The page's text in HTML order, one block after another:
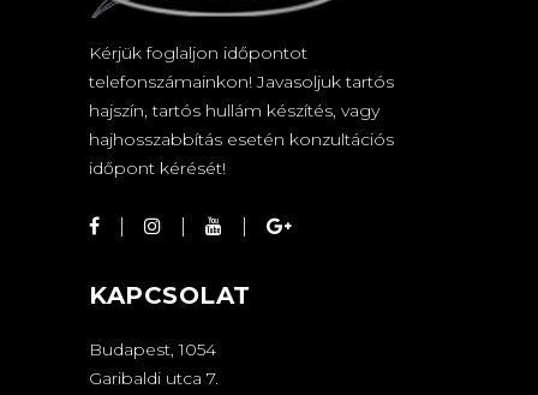
Kérjük foglaljon időpontot
telefonszámainkon! Javasoljuk tartós
hajszín, tartós hullám készítés, vagy
hajhosszabbítás esetén konzultációs
időpont kérését!
KAPCSOLAT
Budapest, 1054
Garibaldi utca 7.